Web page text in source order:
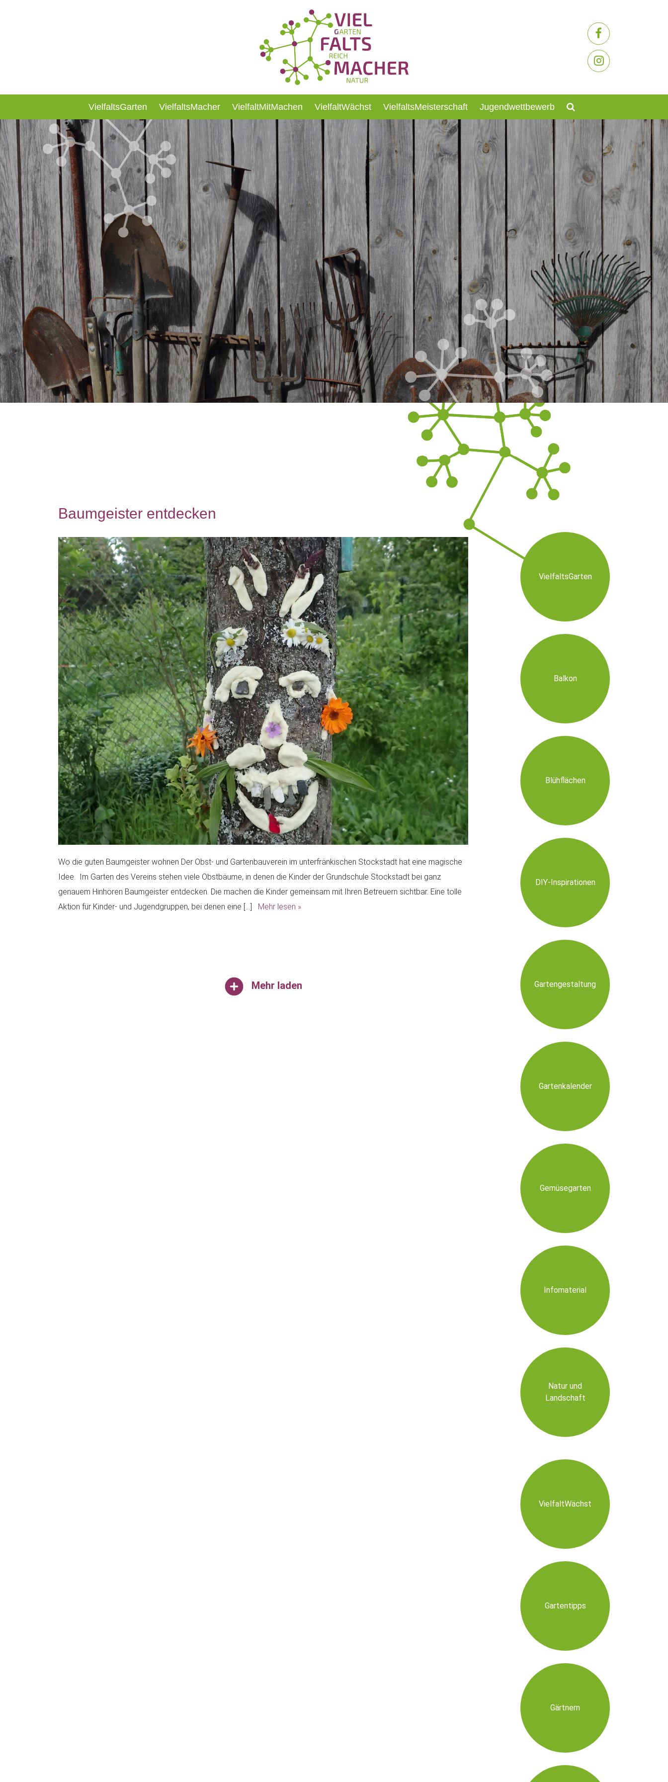
VielfaltsGarten VielfaltsMacher VielfaltMitMachen VielfaltWächst VielfaltsMeisterschaft Jugendwettbewerb
Baumgeister entdecken
Wo die guten Baumgeister wohnen Der Obst- und Gartenbauverein im unterfränkischen Stockstadt hat eine magische
Idee. Im Garten des Vereins stehen viele Obstbäume, in denen die Kinder der Grundschule Stockstadt bei ganz
genauem Hinhören Baumgeister entdecken. Die machen die Kinder gemeinsam mit Ihren Betreuern sichtbar. Eine tolle
Aktion für Kinder- und Jugendgruppen, bei denen eine […] Mehr lesen »
Mehr laden
VielfaltsGarten
Balkon
Blühflächen
DIY-Inspirationen
Gartengestaltung
Gartenkalender
Gemüsegarten
Infomaterial
Natur und
Landschaft
VielfaltWächst
Gartentipps
Gärtnern